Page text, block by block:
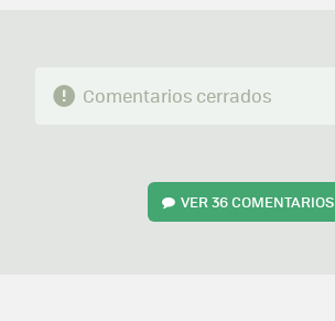
Comentarios cerrados
VER36 COMENTARIOS